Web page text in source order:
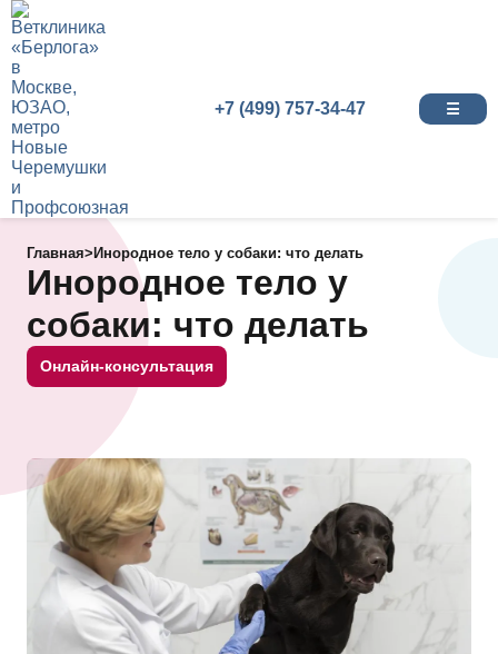
+7 (499) 757-34-47 ☰
Главная> Инородное тело у собаки: что делать
Инородное тело у
собаки: что делать
Онлайн-консультация